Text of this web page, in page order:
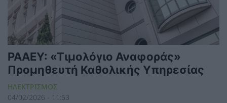
ΡΑΑΕΥ: «Τιμολόγιο Αναφοράς»
Προμηθευτή Καθολικής Υπηρεσίας
ΗΛΕΚΤΡΙΣΜΟΣ
04/02/2026 - 11:53